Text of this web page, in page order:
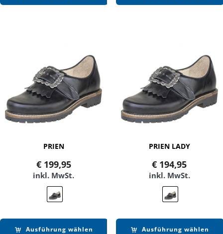
PRIEN
€199,95
inkl. MwSt.
Ausführung wählen
PRIEN LADY
€ 194,95
inkl. MwSt.
Ausführung wählen